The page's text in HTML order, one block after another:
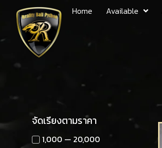
Home Available
จัดเรียงตามราคา
1,000 — 20,000